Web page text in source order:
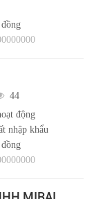
44
động
nhập khẩu